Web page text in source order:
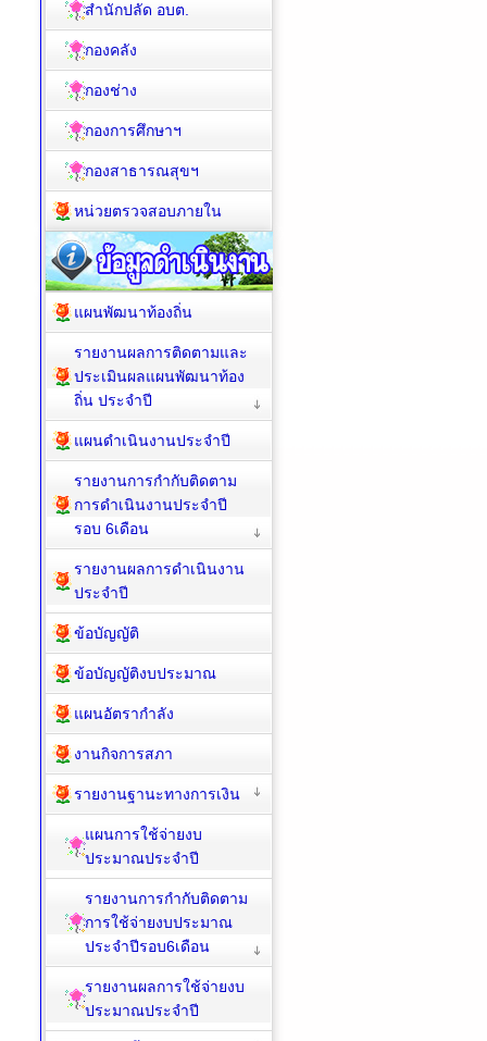
สำนักปลัด อบต.
กองคลัง
กองช่าง
กองการศึกษาฯ
กองสาธารณสุขฯ
หน่วยตรวจสอบภายใน
แผนพัฒนาท้องถิ่น
รายงานผลการติดตามและ
ประเมินผลแผนพัฒนาท้อง
ถิ่น ประจำปี
แผนดำเนินงานประจำปี
รายงานการกำกับติดตาม
การดำเนินงานประจำปี
รอบ 6เดือน
รายงานผลการดำเนินงาน
ประจำปี
ข้อบัญญัติ
ข้อบัญญัติงบประมาณ
แผนอัตรากำลัง
งานกิจการสภา
รายงานฐานะทางการเงิน
แผนการใช้จ่ายงบ
ประมาณประจำปี
รายงานการกำกับติดตาม
การใช้จ่ายงบประมาณ
ประจำปีรอบ6เดือน
รายงานผลการใช้จ่ายงบ
ประมาณประจำปี